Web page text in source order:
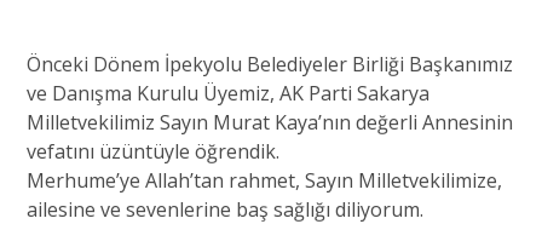
Önceki Dönem İpekyolu Belediyeler Birliği Başkanımız
ve Danışma Kurulu Üyemiz, AK Parti Sakarya
Milletvekilimiz Sayın Murat Kaya’nın değerli Annesinin
vefatını üzüntüyle öğrendik.
Merhume’ye Allah’tan rahmet, Sayın Milletvekilimize,
ailesine ve sevenlerine baş sağlığı diliyorum.